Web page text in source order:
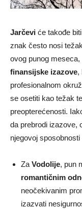
Jarčevi će takođe
znak često nosi
ovog punog
finansijske izazove,
profesionalnom
se osetiti kao težak
preopterećenosti.
da prebrodi izazove,
njegovoj
Za Vodolije, pun
romantičnim
neočekivanim
izazvati